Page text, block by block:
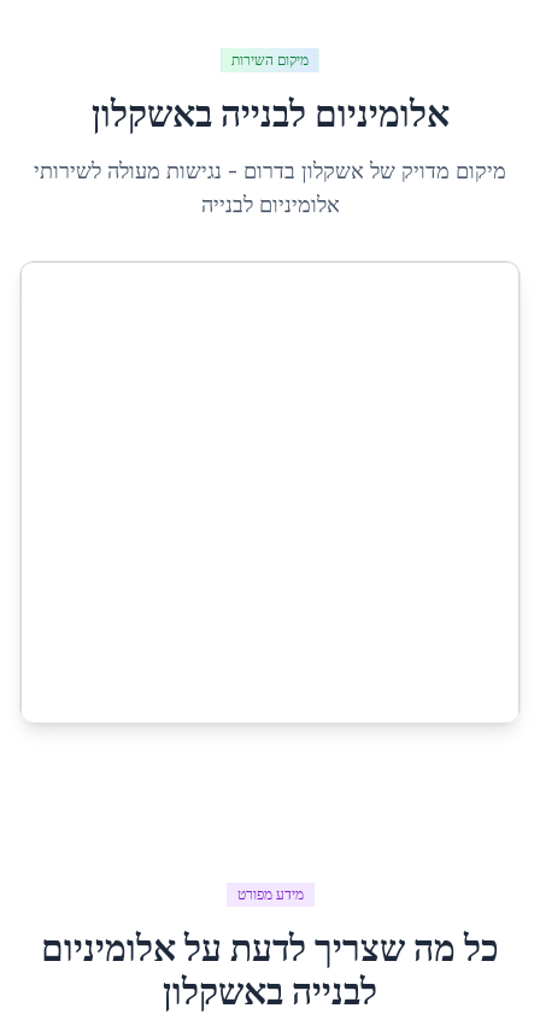
מיקום השירות
אלומיניום לבנייה באשקלון
מיקום מדויק של אשקלון בדרום - נגישות מעולה לשירותי
אלומיניום לבנייה
מידע מפורט
כל מה שצריך לדעת עלאלומיניום
לבנייה באשקלון